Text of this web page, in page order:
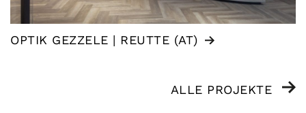
OPTIK GEZZELE | REUTTE (AT)
ALLE PROJEKTE